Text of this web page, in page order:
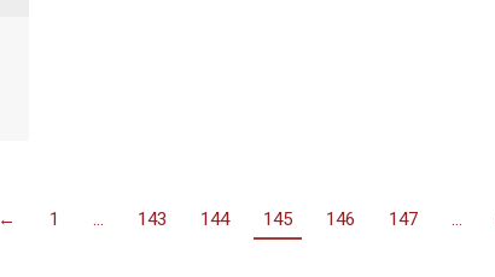
← 1 … 143 144 145 146 147 …